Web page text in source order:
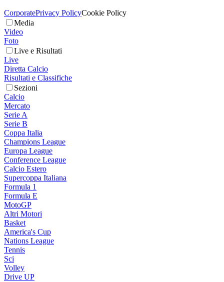
CorporatePrivacy PolicyCookie Policy
Media
Video
Foto
Live e Risultati
Live
Diretta Calcio
Risultati e Classifiche
Sezioni
Calcio
Mercato
Serie A
Serie B
Coppa Italia
Champions League
Europa League
Conference League
Calcio Estero
Supercoppa Italiana
Formula 1
Formula E
MotoGP
Altri Motori
Basket
America's Cup
Nations League
Tennis
Sci
Volley
Drive UP